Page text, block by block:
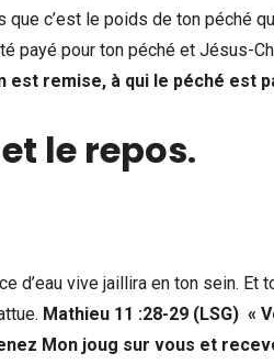
que c’est le poids de ton péché
payé pour ton péché et Jésus-
est remise, à qui le péché est
le repos.
d’eau vive jaillira en ton sein. Et
Mathieu 11 :28-29 (LSG) «
Mon joug sur vous et